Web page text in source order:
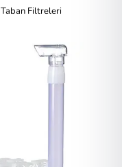
Taban Filtreleri